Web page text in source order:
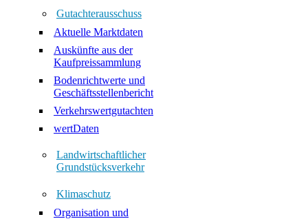
Gutachterausschuss
Aktuelle Marktdaten
Auskünfte aus der
Kaufpreissammlung
Bodenrichtwerte und
Geschäftsstellenbericht
Verkehrswertgutachten
wertDaten
Landwirtschaftlicher
Grundstücksverkehr
Klimaschutz
Organisation und